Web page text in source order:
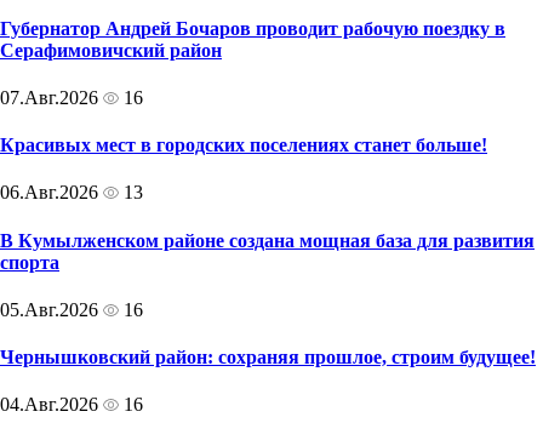
Губернатор Андрей Бочаров проводит рабочую поездку в
Серафимовичский район
07.Авг.2026 16
Красивых мест в городских поселениях станет больше!
06.Авг.2026 13
В Кумылженском районе создана мощная база для развития
спорта
05.Авг.2026 16
Чернышковский район: сохраняя прошлое, строим будущее!
04.Авг.2026 16